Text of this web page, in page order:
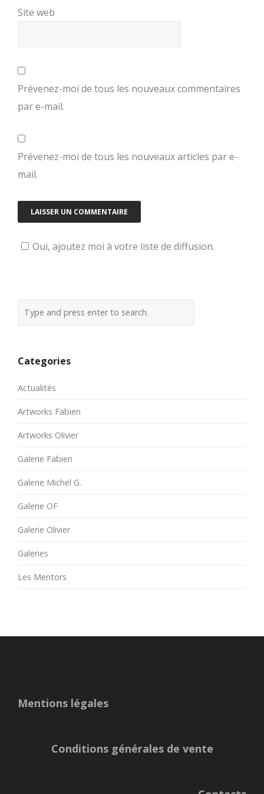
Site web
Prévenez-moi de tous les nouveaux commentaires
par e-mail.
Prévenez-moi de tous les nouveaux articles par e-
mail.
Oui, ajoutez moi à votre liste de diffusion.
Categories
Actualités
Artworks Fabien
Artworks Olivier
Galerie Fabien
Galerie Michel G.
Galerie OF
Galerie Olivier
Galeries
Les Mentors
Mentions légales
Conditions générales de vente